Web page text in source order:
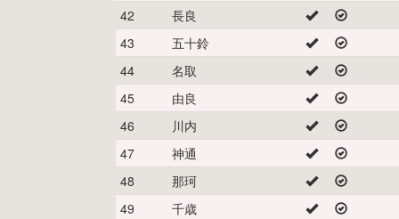
42
長良
43
五十鈴
44
名取
45
由良
46
川内
47
神通
48
那珂
49
千歳